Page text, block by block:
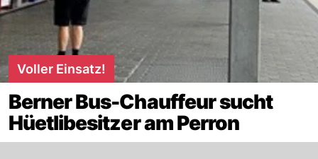
Voller Einsatz!
Berner Bus-Chauffeur sucht
Hüetlibesitzer am Perron